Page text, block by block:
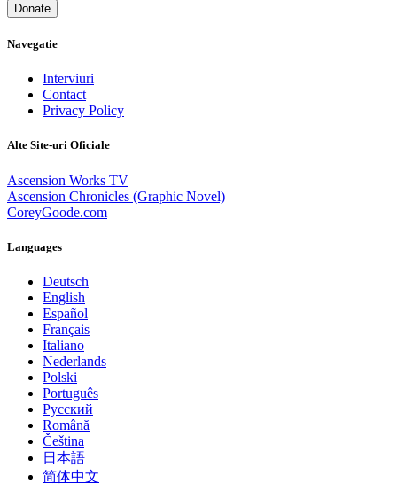
Donate
Navegatie
Interviuri
Contact
Privacy Policy
Alte Site-uri Oficiale
Ascension Works TV
Ascension Chronicles (Graphic Novel)
CoreyGoode.com
Languages
Deutsch
English
Español
Français
Italiano
Nederlands
Polski
Português
Pусский
Română
Čeština
日本語
简体中文